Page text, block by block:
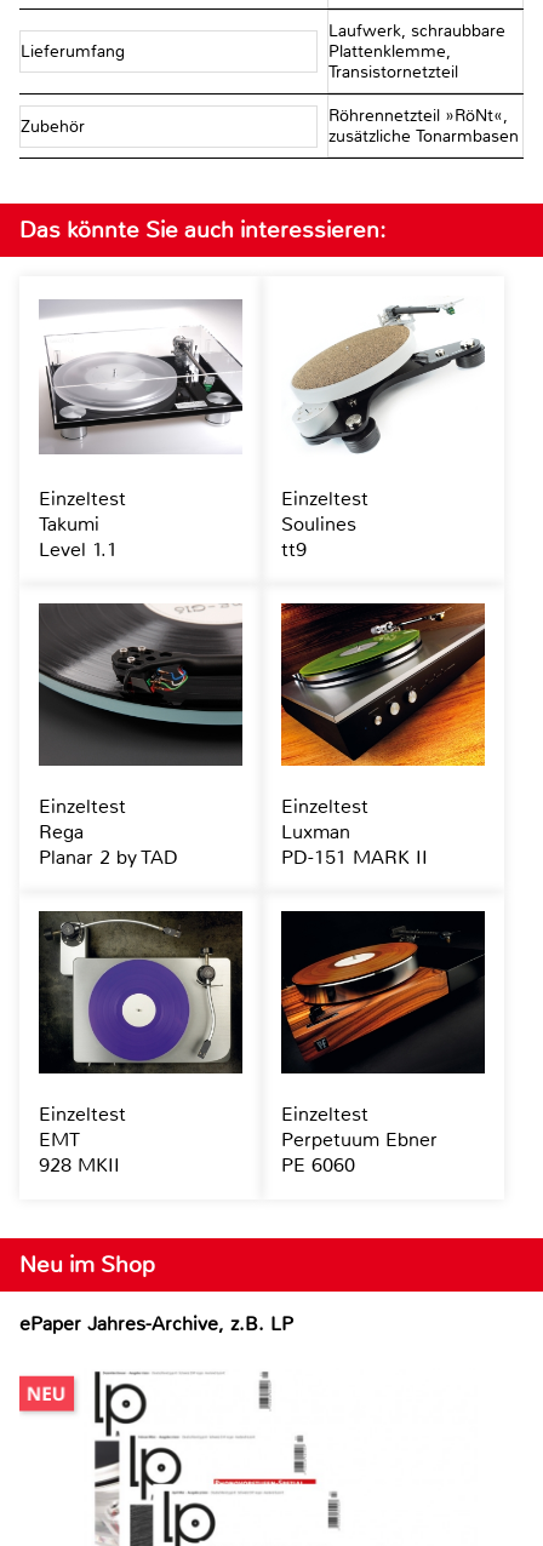
Lieferumfang
Laufwerk, schraubbare
Plattenklemme,
Transistornetzteil
Zubehör
Röhrennetzteil »RöNt«,
zusätzliche Tonarmbasen
Neu im Shop
ePaper Jahres-Archive, z.B. LP
Das könnte Sie auch interessieren:
Einzeltest
Takumi
Level 1.1
Einzeltest
Soulines
tt9
Einzeltest
Rega
Planar 2 by TAD
Einzeltest
Luxman
PD-151 MARK II
Einzeltest
EMT
928 MKII
Einzeltest
Perpetuum Ebner
PE 6060